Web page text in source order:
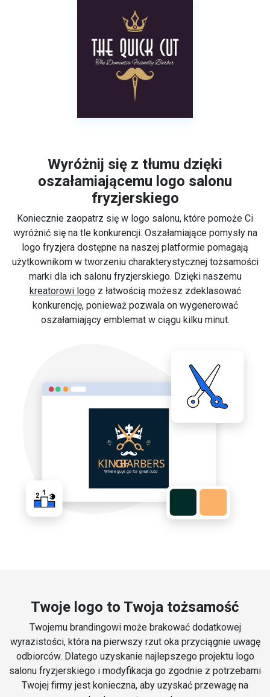
Wyróżnij się z tłumu dzięki
oszałamiającemu logo salonu
fryzjerskiego
Koniecznie zaopatrz się w logo salonu, które pomoże Ci
wyróżnić się na tle konkurencji. Oszałamiające pomysły na
logo fryzjera dostępne na naszej platformie pomagają
użytkownikom w tworzeniu charakterystycznej tożsamości
marki dla ich salonu fryzjerskiego. Dzięki naszemu
kreatorowi logoz łatwością możesz zdeklasować
konkurencję, ponieważ pozwala on wygenerować
oszałamiający emblemat w ciągu kilku minut.
Twoje logo to Twoja tożsamość
Twojemu brandingowi może brakować dodatkowej
wyrazistości, która na pierwszy rzut oka przyciągnie uwagę
odbiorców. Dlatego uzyskanie najlepszego projektu logo
salonu fryzjerskiego i modyfikacja go zgodnie z potrzebami
Twojej firmy jest konieczna, aby uzyskać przewagę na